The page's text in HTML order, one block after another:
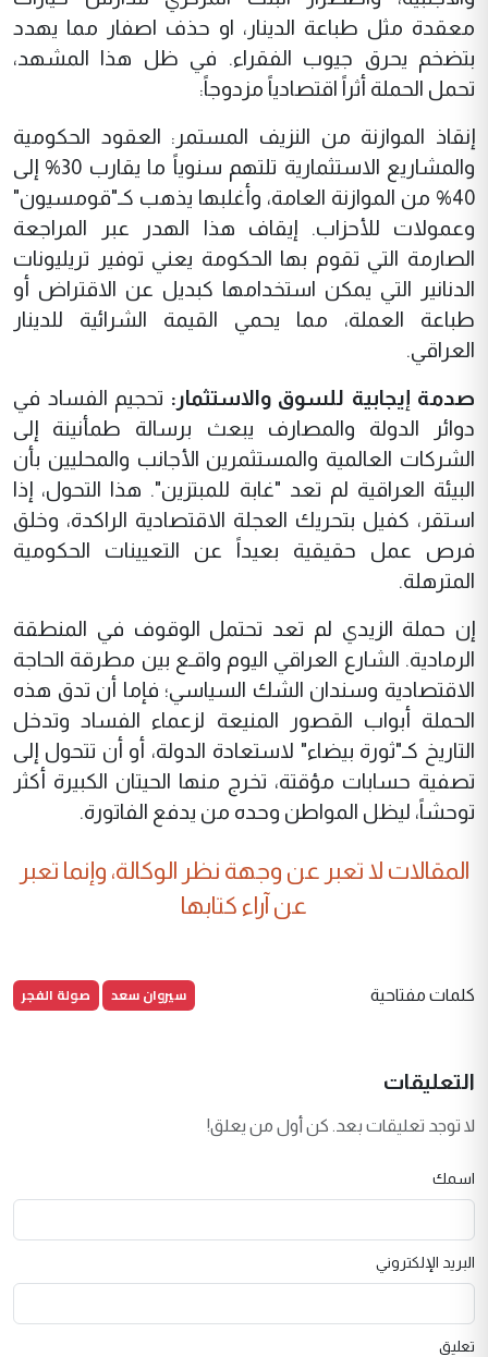
معقدة مثل طباعة الدينار، او حذف اصفار مما يهدد
بتضخم يحرق جيوب الفقراء. في ظل هذا المشهد،
تحمل الحملة أثراً اقتصادياً مزدوجاً:
إنقاذ الموازنة من النزيف المستمر: العقود الحكومية
والمشاريع الاستثمارية تلتهم سنوياً ما يقارب 30‌% إلى
40‌% من الموازنة العامة، وأغلبها يذهب كـ"قومسيون"
وعمولات للأحزاب. إيقاف هذا الهدر عبر المراجعة
الصارمة التي تقوم بها الحكومة يعني توفير تريليونات
الدنانير التي يمكن استخدامها كبديل عن الاقتراض أو
طباعة العملة، مما يحمي القيمة الشرائية للدينار
العراقي.
صدمة إيجابية للسوق والاستثمار: تحجيم الفساد في
دوائر الدولة والمصارف يبعث برسالة طمأنينة إلى
الشركات العالمية والمستثمرين الأجانب والمحليين بأن
البيئة العراقية لم تعد "غابة للمبتزين". هذا التحول، إذا
استقر، كفيل بتحريك العجلة الاقتصادية الراكدة، وخلق
فرص عمل حقيقية بعيداً عن التعيينات الحكومية
المترهلة.
إن حملة الزيدي لم تعد تحتمل الوقوف في المنطقة
الرمادية. الشارع العراقي اليوم واقـع بين مطرقة الحاجة
الاقتصادية وسندان الشك السياسي؛ فإما أن تدق هذه
الحملة أبواب القصور المنيعة لزعماء الفساد وتدخل
التاريخ كـ"ثورة بيضاء" لاستعادة الدولة، أو أن تتحول إلى
تصفية حسابات مؤقتة، تخرج منها الحيتان الكبيرة أكثر
توحشاً، ليظل المواطن وحده من يدفع الفاتورة.
المقالات لا تعبر عن وجهة نظر الوكالة، وإنما تعبر
عن آراء كتابها
كلمات مفتاحية سيروان سعد صولة الفجر
التعليقات
لا توجد تعليقات بعد. كن أول من يعلق!
اسمك
البريد الإلكتروني
تعليق